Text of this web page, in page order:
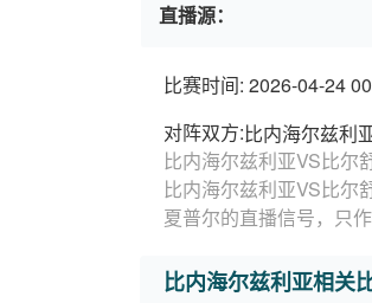
直播源：
比赛时间: 2026-04-24
对阵双方:比内海尔兹利
比内海尔兹利亚VS比尔
比内海尔兹利亚VS比尔
夏普尔的直播信号，只
比内海尔兹利亚相关